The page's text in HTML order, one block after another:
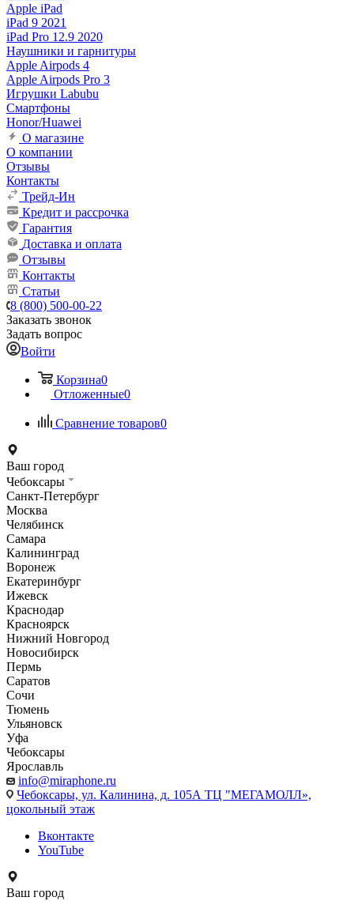
Apple iPad
iPad 9 2021
iPad Pro 12.9 2020
Наушники и гарнитуры
Apple Airpods 4
Apple Airpods Pro 3
Игрушки Labubu
Смартфоны
Honor/Huawei
О магазине
О компании
Отзывы
Контакты
Трейд-Ин
Кредит и рассрочка
Гарантия
Доставка и оплата
Отзывы
Контакты
Статьи
8 (800) 500-00-22
Заказать звонок
Задать вопрос
Войти
Корзина0
Отложенные0
Сравнение товаров0
Ваш город
Чебоксары
Санкт-Петербург
Москва
Челябинск
Самара
Калининград
Воронеж
Екатеринбург
Ижевск
Краснодар
Красноярск
Нижний Новгород
Новосибирск
Пермь
Саратов
Сочи
Тюмень
Ульяновск
Уфа
Чебоксары
Ярославль
info@miraphone.ru
Чебоксары, ул. Калинина, д. 105А ТЦ "МЕГАМОЛЛ»,
цокольный этаж
Вконтакте
YouTube
Ваш город